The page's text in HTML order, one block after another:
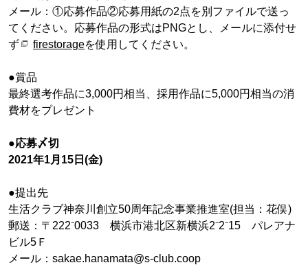
メール：①応募作品②応募用紙の2点を別ファイルで送っ
てください。応募作品の形式はPNGとし、メールに添付せ
ず
firestorageを使用してください。
●賞品
最終選考作品に3,000円相当、採用作品に5,000円相当の消
費材をプレゼント
●応募〆切
2021年1月15日(金)
●提出先
生活クラブ神奈川創立50周年記念事業推進室(担当：花俣)
郵送：〒222⁻0033 横浜市港北区新横浜2⁻2⁻15 パレアナ
ビル5Ｆ
メール：sakae.hanamata@s-club.coop